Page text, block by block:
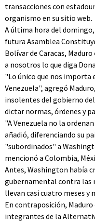
transacciones con
organismo en su sitio web.
A última hora del domingo,
futura Asamblea
Bolívar de Caracas,
a nosotros lo que diga
"Lo único que nos importa
Venezuela", agregó
insolentes del gobierno
dictar normas, órdenes y
"A Venezuela no la
añadió, diferenciando su
"subordinados" a
mencionó a Colombia,
Antes, Washington había
gubernamental contra las
llevan casi cuatro meses y
En contraposición,
integrantes de la